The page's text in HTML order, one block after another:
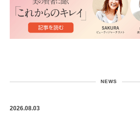
NEWS
2026.08.03